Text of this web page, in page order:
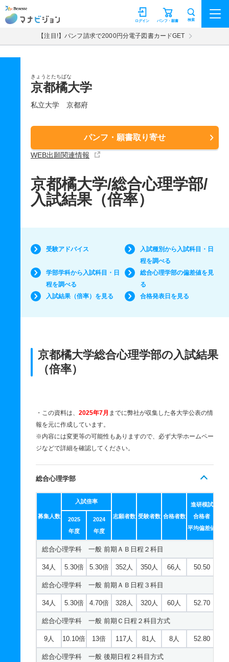
マナビジョン パンフ・願書
ログイン 検索
【注目!】パンフ請求で2000円分電子図書カードGET
きょうとたちばな
京都橘大学
私立大学 京都府
パンフ・願書取り寄せ
WEB出願関連情報
京都橘大学/総合心理学部/
入試結果（倍率）
受験アドバイス
入試種別から入試科目・日
程を調べる
学部学科から入試科目・日
程を調べる
総合心理学部の偏差値を見
る
入試結果（倍率）を見る
合格発表日を見る
京都橘大学総合心理学部の入試結果
（倍率）
・この資料は、 2025年7月 までに弊社が収集した各大学公表の情
報を元に作成しています。
※内容には変更等の可能性もありますので、必ず大学ホームペー
ジなどで詳細を確認してください。
総合心理学部
募集人数
入試倍率
志願者数 受験者数 合格者数
進研模試
合格者
平均偏差値
2025
年度
2024
年度
総合心理学科 一般 前期ＡＢ日程２科目
34人 5.30倍 5.30倍 352人 350人 66人 50.50
総合心理学科 一般 前期ＡＢ日程３科目
34人 5.30倍 4.70倍 328人 320人 60人 52.70
総合心理学科 一般 前期Ｃ日程２科目方式
9人 10.10倍 13倍 117人 81人 8人 52.80
総合心理学科 一般 後期日程２科目方式